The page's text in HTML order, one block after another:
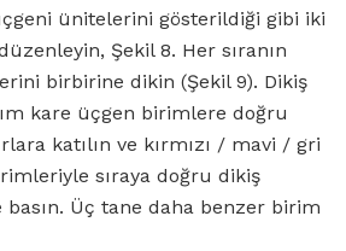
ünitelerini gösterildiği gibi iki
Şekil 8. Her sıranın
birbirine dikin (Şekil 9). Dikiş
kare üçgen birimlere doğru
katılın ve kırmızı / mavi / gri
sıraya doğru dikiş
basın. Üç tane daha benzer birim